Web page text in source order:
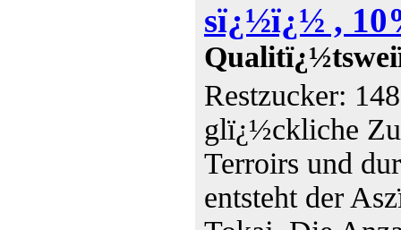
sï¿½ï¿½ ,
Restzucker:
glï¿½ckliche
Terroirs und
entsteht der